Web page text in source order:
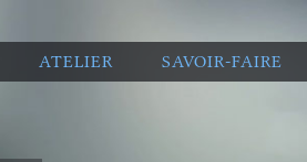
ATELIER SAVOIR-FAIRE